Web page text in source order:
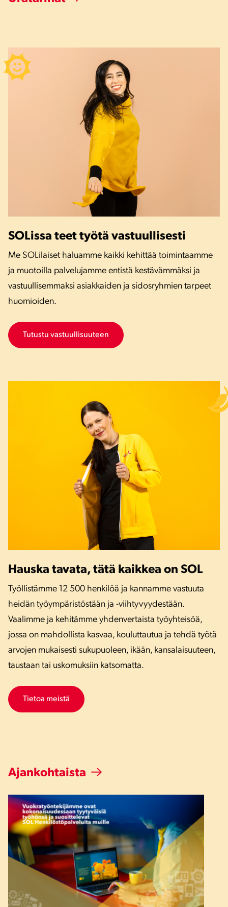
SOLissa teet työtä vastuullisesti
Me SOLilaiset haluamme kaikki kehittää toimintaamme
ja muotoilla palvelujamme entistä kestävämmäksi ja
vastuullisemmaksi asiakkaiden ja sidosryhmien tarpeet
huomioiden.
Tutustu vastuullisuuteen
Hauska tavata, tätä kaikkea on SOL
Työllistämme 12 500 henkilöä ja kannamme vastuuta
heidän työympäristöstään ja -viihtyvyydestään.
Vaalimme ja kehitämme yhdenvertaista työyhteisöä,
jossa on mahdollista kasvaa, kouluttautua ja tehdä työtä
arvojen mukaisesti sukupuoleen, ikään, kansalaisuuteen,
taustaan tai uskomuksiin katsomatta.
Tietoa meistä
Ajankohtaista